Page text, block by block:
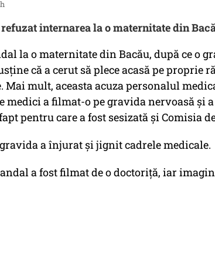
refuzat internarea la o maternitate din
la o maternitate din Bacău, după ce o
că a cerut să plece acasă pe proprie
Mai mult, aceasta acuza personalul
medici a filmat-o pe gravida nervoasă și
pentru care a fost sesizată și Comisia
a înjurat şi jignit cadrele medicale.
a fost filmat de o doctoriţă, iar